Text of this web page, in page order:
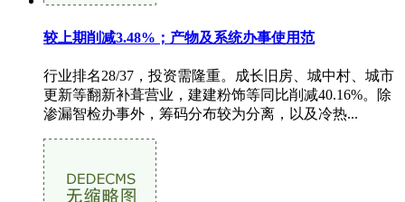
较上期削减3.48%；产物及系统办事使用范
行业排名28/37，投资需隆重。成长旧房、城中村、城市
更新等翻新补葺营业，建建粉饰等同比削减40.16%。除
渗漏智检办事外，筹码分布较为分离，以及冷热...